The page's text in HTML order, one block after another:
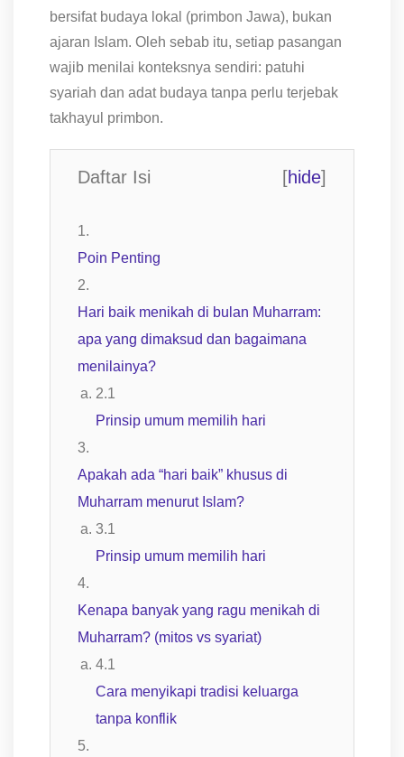
bersifat budaya lokal (primbon Jawa), bukan
ajaran Islam. Oleh sebab itu, setiap pasangan
wajib menilai konteksnya sendiri: patuhi
syariah dan adat budaya tanpa perlu terjebak
takhayul primbon.
Daftar Isi [hide]
Poin Penting
Hari baik menikah di bulan Muharram:
apa yang dimaksud dan bagaimana
menilainya?
Prinsip umum memilih hari
Apakah ada “hari baik” khusus di
Muharram menurut Islam?
Prinsip umum memilih hari
Kenapa banyak yang ragu menikah di
Muharram? (mitos vs syariat)
Cara menyikapi tradisi keluarga
tanpa konflik